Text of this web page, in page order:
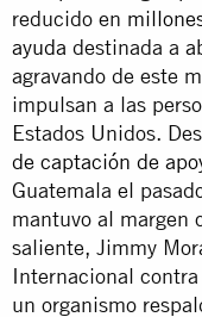
reducido en
ayuda destinada a
agravando de este
impulsan a las
Estados Unidos.
de captación de
Guatemala el
mantuvo al margen
saliente, Jimmy
Internacional
un organismo